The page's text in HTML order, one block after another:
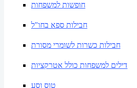
חופשות למשפחות
חבילות ספא בחו"ל
חבילות כשרות לשומרי מסורת
דילים למשפחות כולל אטרקציות
טוס וסע